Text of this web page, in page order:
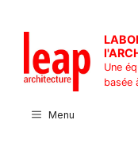
contenu
Une
basée
Menu